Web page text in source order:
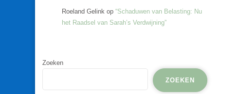
Roeland Gelink op “Schaduwen van Belasting: Nu
het Raadsel van Sarah’s Verdwijning”
Zoeken
ZOEKEN